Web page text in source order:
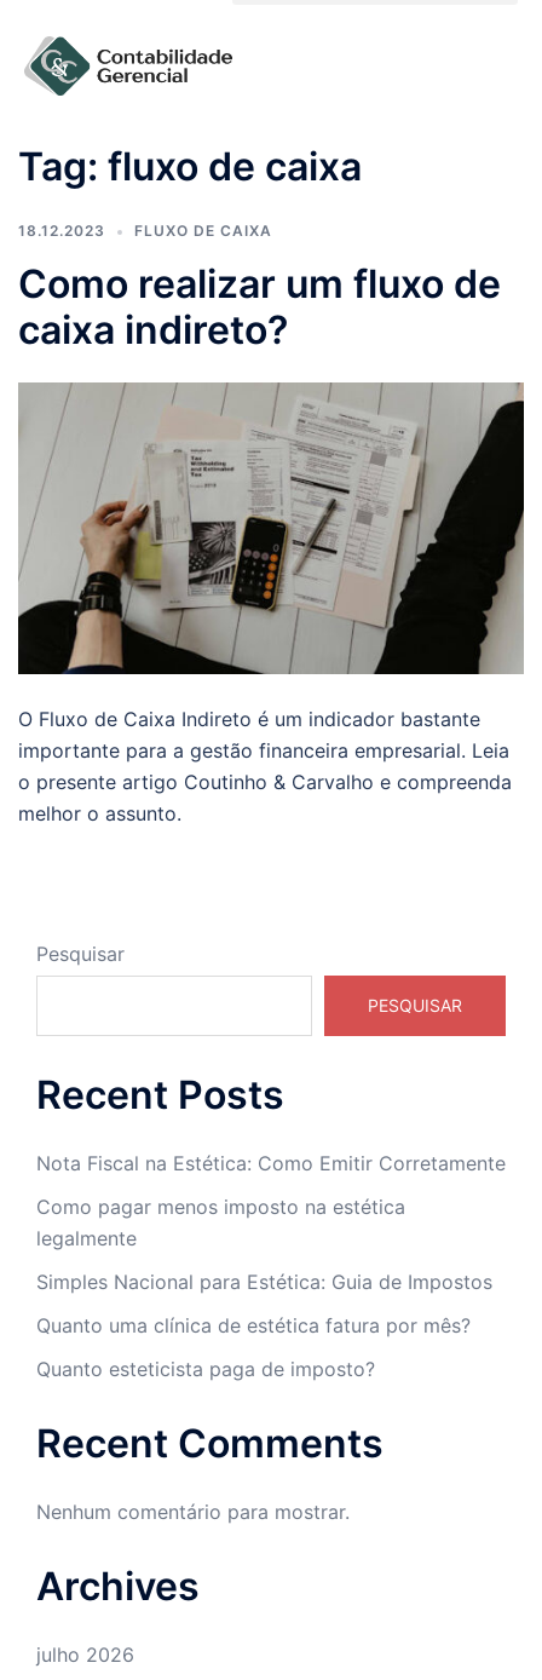
Tag: fluxo de caixa
18.12.2023 FLUXO DE CAIXA
Como realizar um fluxo de
caixa indireto?
O Fluxo de Caixa Indireto é um indicador bastante
importante para a gestão financeira empresarial. Leia
o presente artigo Coutinho & Carvalho e compreenda
melhor o assunto.
Pesquisar
PESQUISAR
Recent Posts
Nota Fiscal na Estética: Como Emitir Corretamente
Como pagar menos imposto na estética
legalmente
Simples Nacional para Estética: Guia de Impostos
Quanto uma clínica de estética fatura por mês?
Quanto esteticista paga de imposto?
Recent Comments
Nenhum comentário para mostrar.
Archives
julho 2026